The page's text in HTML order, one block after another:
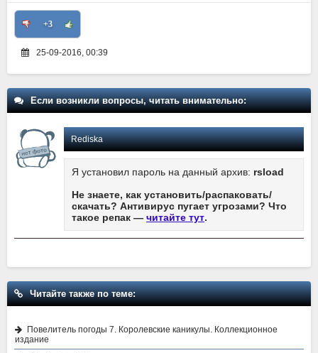
+3
25-09-2016, 00:39
Если возникли вопросы, читать внимательно:
Rediska
Я установил пароль на данный архив: rsload
Не знаете, как установить/распаковать/
скачать? Антивирус пугает угрозами? Что
такое репак — читайте тут.
Читайте также по теме:
Повелитель погоды 7. Королевские каникулы. Коллекционное
издание